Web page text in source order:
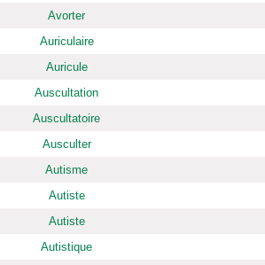
Avorter
Auriculaire
Auricule
Auscultation
Auscultatoire
Ausculter
Autisme
Autiste
Autiste
Autistique